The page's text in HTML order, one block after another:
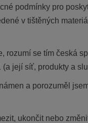
podmínky pro
v tištěných
rozumí se tím česká
její síť, produkty a
a porozuměl
ukončit nebo